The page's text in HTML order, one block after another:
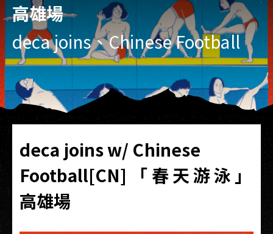
高雄場
deca joins、Chinese Football
deca joins w/ Chinese
Football[CN] 「 春 天 游 泳 」
高雄場